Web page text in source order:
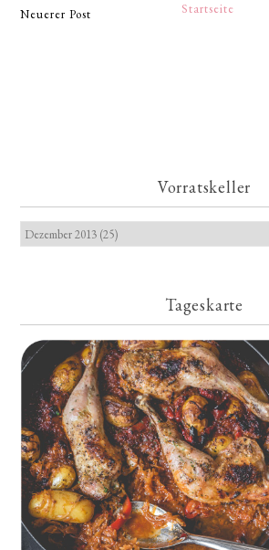
Neuerer Post Startseite
Vorratskeller
Tageskarte